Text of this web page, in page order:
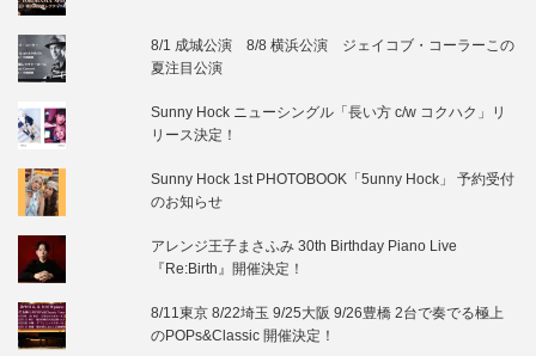
8/1 成城公演 8/8 横浜公演 ジェイコブ・コーラーこの
夏注目公演
Sunny Hock ニューシングル「長い方 c/w コクハク」リ
リース決定！
Sunny Hock 1st PHOTOBOOK「5unny Hock」 予約受付
のお知らせ
アレンジ王子まさふみ 30th Birthday Piano Live
『Re:Birth』開催決定！
8/11東京 8/22埼玉 9/25大阪 9/26豊橋 2台で奏でる極上
のPOPs&Classic 開催決定！